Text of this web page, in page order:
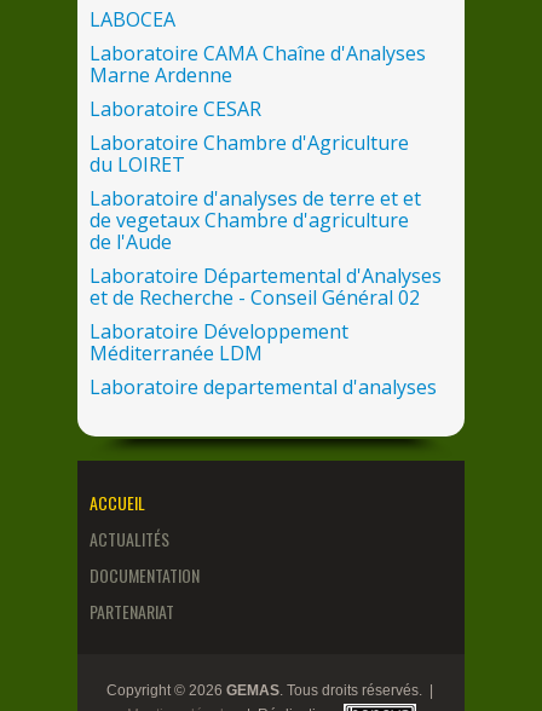
LABOCEA
Laboratoire CAMA Chaîne d'Analyses
Marne Ardenne
Laboratoire CESAR
Laboratoire Chambre d'Agriculture
du LOIRET
Laboratoire d'analyses de terre et et
de vegetaux Chambre d'agriculture
de l'Aude
Laboratoire Départemental d'Analyses
etde Recherche - Conseil Général 02
Laboratoire Développement
Méditerranée LDM
Laboratoire departemental d'analyses
Laboratoire LARCA Chambre Régionale
d'AgriculturedesPaysdeLoire
Laboratoire Proxilabo
Laboratoire Public Labos
LILANO
QUALYSE
ACCUEIL
ACTUALITÉS
DOCUMENTATION
PARTENARIAT
Copyright © 2026 GEMAS. Tous droits réservés. |